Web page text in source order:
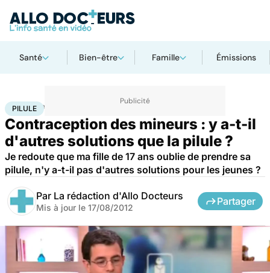
Santé Bien-être Famille Émissions
AccueilBien-être
PILULE
Contraception des mineurs : y a-t-il
d'autres solutions que la pilule ?
Je redoute que ma fille de 17 ans oublie de prendre sa
pilule, n'y a-t-il pas d'autres solutions pour les jeunes ?
Par La rédaction d'Allo Docteurs
Mis à jour le 17/08/2012
Partager